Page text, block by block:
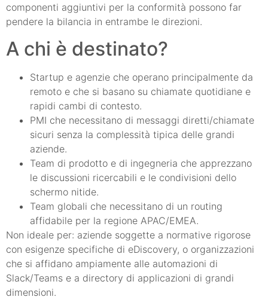
componenti aggiuntivi per la conformità possono far
pendere la bilancia in entrambe le direzioni.
A chi è destinato?
Startup e agenzie che operano principalmente da
remoto e che si basano su chiamate quotidiane e
rapidi cambi di contesto.
PMI che necessitano di messaggi diretti/chiamate
sicuri senza la complessità tipica delle grandi
aziende.
Team di prodotto e di ingegneria che apprezzano
le discussioni ricercabili e le condivisioni dello
schermo nitide.
Team globali che necessitano di un routing
affidabile per la regione APAC/EMEA.
Non ideale per: aziende soggette a normative rigorose
con esigenze specifiche di eDiscovery, o organizzazioni
che si affidano ampiamente alle automazioni di
Slack/Teams e a directory di applicazioni di grandi
dimensioni.